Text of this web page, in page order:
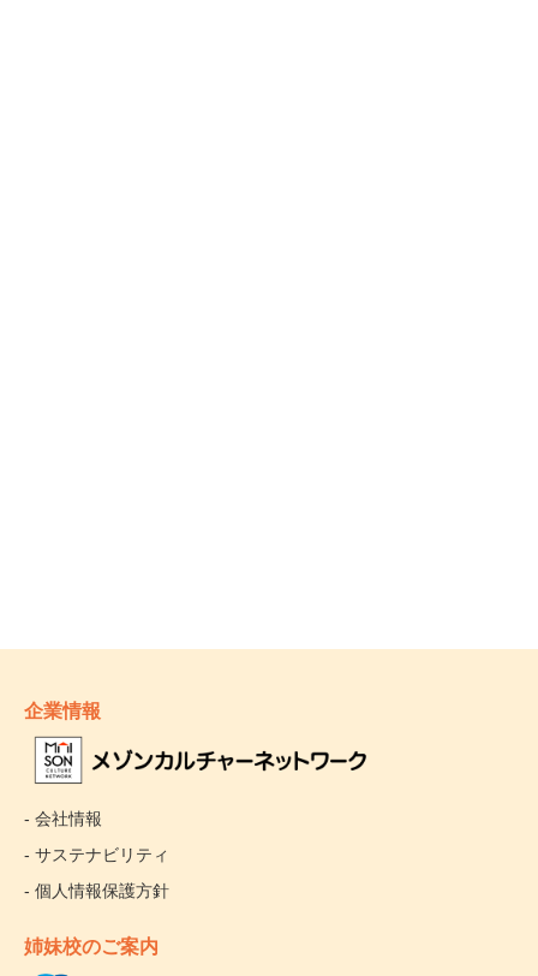
企業情報
- 会社情報
- サステナビリティ
- 個人情報保護方針
姉妹校のご案内